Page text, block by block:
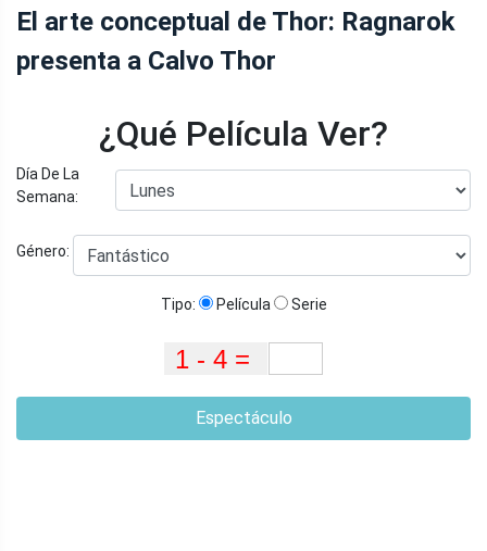
El arte conceptual de Thor: Ragnarok
presenta a Calvo Thor
¿Qué Película Ver?
Día De La
Semana:
Género:
Tipo: Película Serie
Espectáculo